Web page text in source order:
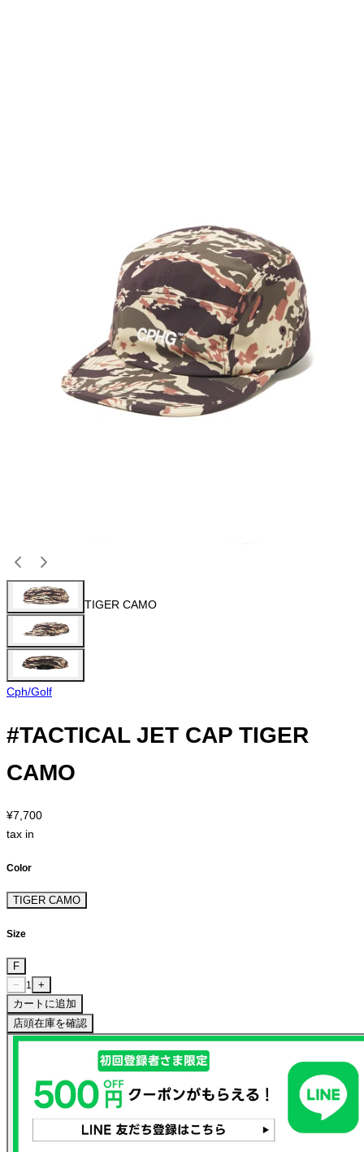
TIGER CAMO
Cph/Golf
#TACTICAL JET CAP TIGER
CAMO
¥7,700
tax in
Color
TIGER CAMO
Size
F
−
1
+
カートに追加
店頭在庫を確認